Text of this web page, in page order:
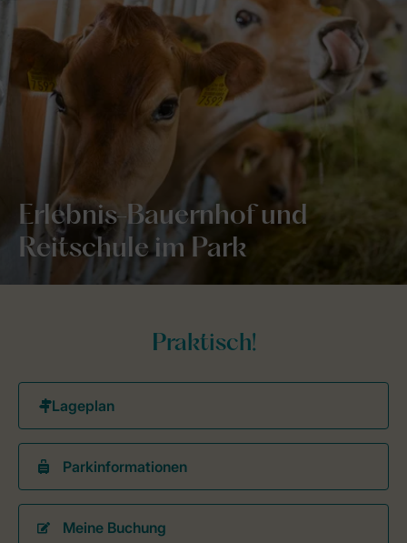
Erlebnis-Bauernhof und
Reitschule im Park
Praktisch!
Parkinformationen
Meine Buchung